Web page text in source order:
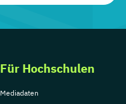
Für Hochschulen
Mediadaten